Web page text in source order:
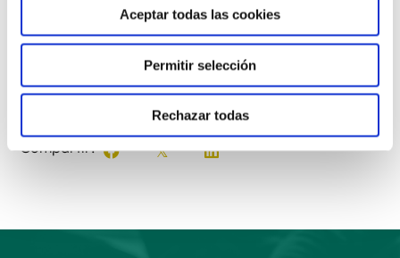
Aceptar todas las cookies
Permitir selección
Rechazar todas
necesario que nunca.
Compartir: